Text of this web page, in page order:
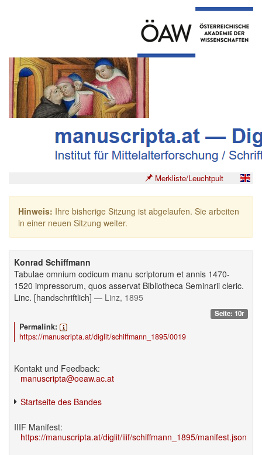
Merkliste/Leuchtpult
Hinweis: Ihre bisherige Sitzung ist abgelaufen. Sie arbeiten
in einer neuen Sitzung weiter.
Konrad Schiffmann
Tabulae omnium codicum manu scriptorum et annis 1470-
1520 impressorum, quos asservat Bibliotheca Seminarii cleric.
Linc. [handschriftlich] — Linz, 1895
Seite: 10r
Permalink:
https://manuscripta.at/diglit/schiffmann_1895/0019
Kontakt und Feedback:
manuscripta@oeaw.ac.at
Startseite des Bandes
IIIF Manifest:
https://manuscripta.at/diglit/iiif/schiffmann_1895/manifest.json